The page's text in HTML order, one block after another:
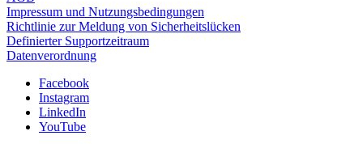
Impressum und Nutzungsbedingungen
Richtlinie zur Meldung von Sicherheitslücken
Definierter Supportzeitraum
Datenverordnung
Facebook
Instagram
LinkedIn
YouTube